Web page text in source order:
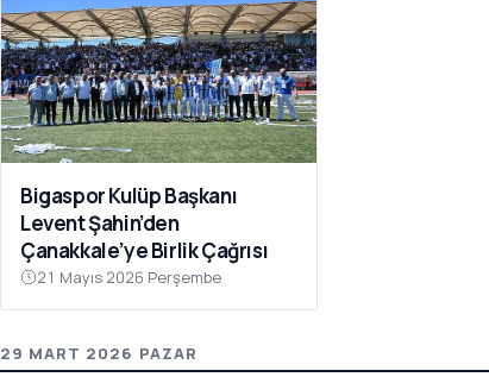
Bigaspor Kulüp Başkanı
Levent Şahin’den
Çanakkale’ye Birlik Çağrısı
21 Mayıs 2026 Perşembe
29 MART 2026 PAZAR